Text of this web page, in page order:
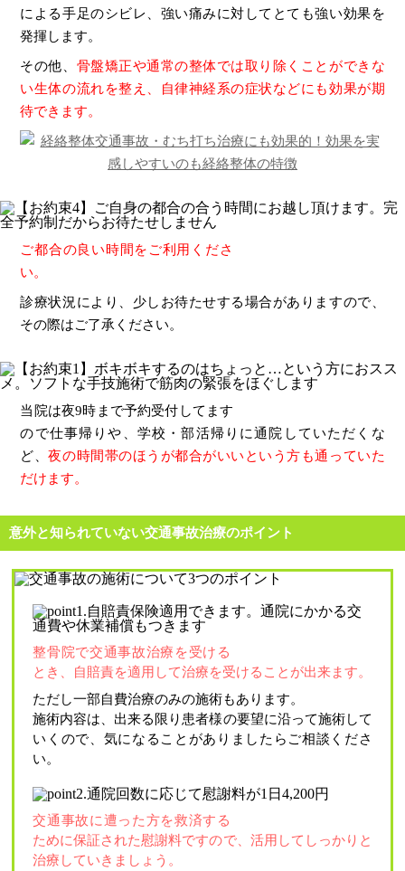
による手足のシビレ、強い痛みに対してとても強い効果を
発揮します。
その他、 骨盤矯正や通常の整体では取り除くことができな
い生体の流れを整え、自律神経系の症状などにも効果が期
待できます。
ご都合の良い時間をご利用くださ
い。
診療状況により、少しお待たせする場合がありますので、
その際はご了承ください。
当院は夜9時まで予約受付してます
ので仕事帰りや、学校・部活帰りに通院していただくな
ど、夜の時間帯のほうが都合がいいという方も通っていた
だけます。
意外と知られていない交通事故治療のポイント
整骨院で交通事故治療を受ける
とき、自賠責を適用して治療を受けることが出来ます。
ただし一部自費治療のみの施術もあります。
施術内容は、出来る限り患者様の要望に沿って施術して
いくので、気になることがありましたらご相談くださ
い。
交通事故に遭った方を救済する
ために保証された慰謝料ですので、活用してしっかりと
治療していきましょう。